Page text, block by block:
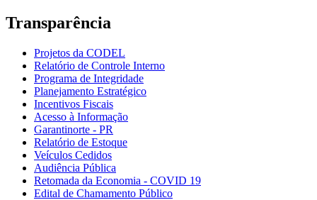
Transparência
Projetos da CODEL
Relatório de Controle Interno
Programa de Integridade
Planejamento Estratégico
Incentivos Fiscais
Acesso à Informação
Garantinorte - PR
Relatório de Estoque
Veículos Cedidos
Audiência Pública
Retomada da Economia - COVID 19
Edital de Chamamento Público